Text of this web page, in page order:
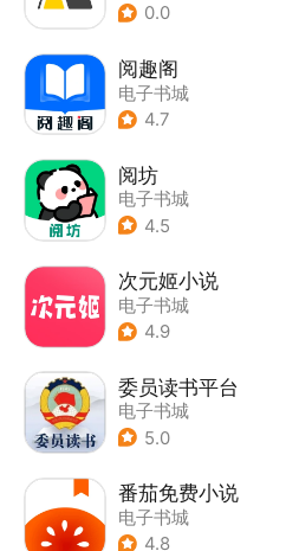
0.0
阅趣阁
电子书城
4.7
阅坊
电子书城
4.5
次元姬小说
电子书城
4.9
委员读书平台
电子书城
5.0
番茄免费小说
电子书城
4.8